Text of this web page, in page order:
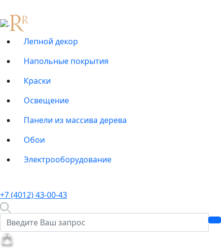
Лепной декор
Напольные покрытия
Краски
Освещение
Панели из массива дерева
Обои
Электрооборудование
+7 (4012) 43-00-43